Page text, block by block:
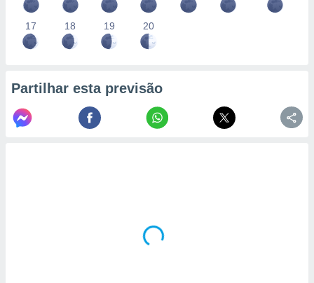
17 18 19 20
Partilhar esta previsão